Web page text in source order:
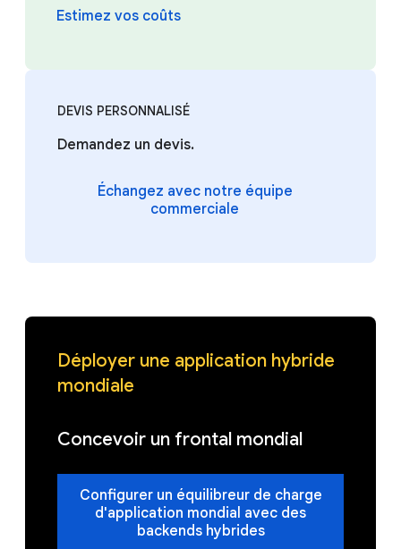
Estimez vos coûts
DEVIS PERSONNALISÉ
Demandez un devis.
Échangez avec notre équipe
commerciale
Déployer une application hybride
mondiale
Concevoir un frontal mondial
Configurer un équilibreur de charge
d'application mondial avec des
backends hybrides